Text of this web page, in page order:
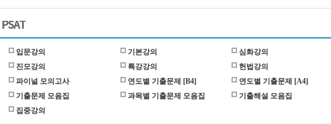
PSAT
입문강의 기본강의 심화강의
진모강의
특강강의 헌법강의
파이널 모의고사
연도별 기출문제 [B4] 연도별 기출문제 [A4]
기출문제 모음집
과목별 기출문제 모음집 기출해설 모음집
집중강의